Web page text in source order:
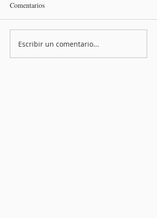
Comentarios
Escribir un comentario...